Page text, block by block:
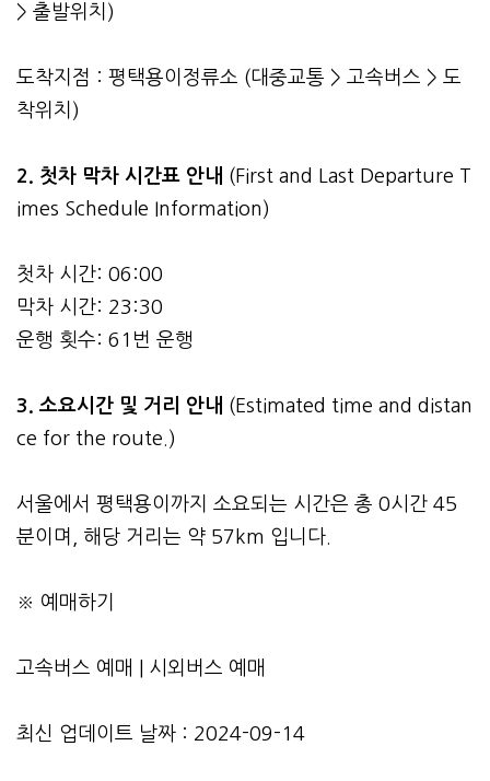
> 출발위치)
도착지점 : 평택용이정류소 (대중교통 > 고속버스 > 도
착위치)
2. 첫차 막차 시간표 안내 (First and Last Departure T
imes Schedule Information)
첫차 시간: 06:00
막차 시간: 23:30
운행 횟수: 61번 운행
3. 소요시간 및 거리 안내 (Estimated time and distan
ce for the route.)
서울에서 평택용이까지 소요되는 시간은 총 0시간 45
분이며, 해당 거리는 약 57km 입니다.
※ 예매하기
고속버스 예매 시외버스 예매
최신 업데이트 날짜 : 2024-09-14